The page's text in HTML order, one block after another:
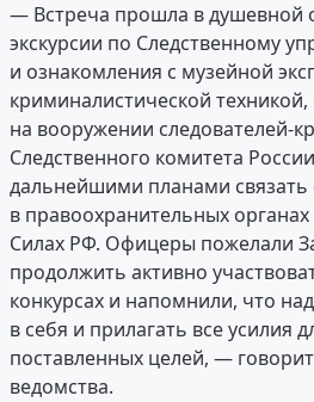
— Встреча прошла в душевной
экскурсии по Следственному
и ознакомления с музейной
криминалистической техникой,
на вооружении следователей-
Следственного комитета
дальнейшими планами
в правоохранительных
Силах РФ. Офицеры пожелали
продолжить активно
конкурсах и напомнили, что
в себя и прилагать все усилия
поставленных целей, —
ведомства.